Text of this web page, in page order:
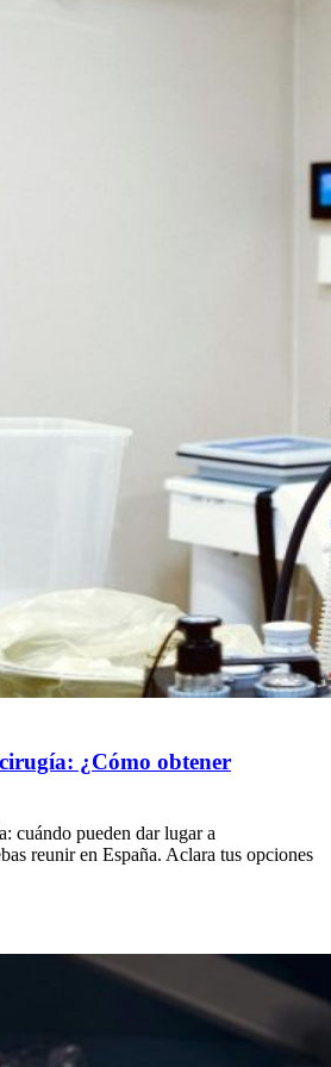
¿Cómo obtener
cuándo pueden dar lugar a
reunir en España. Aclara tus opciones